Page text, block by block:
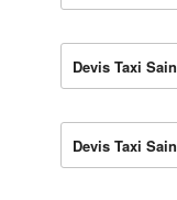
Devis Taxi
Devis Taxi